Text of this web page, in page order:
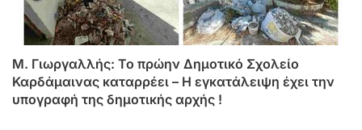
M. Γιωργαλλής: Το πρώην Δημοτικό Σχολείο
Καρδάμαινας καταρρέει – Η εγκατάλειψη έχει την
υπογραφή της δημοτικής αρχής !